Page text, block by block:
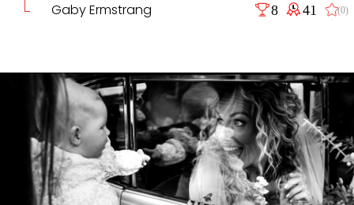
Gaby Ermstrang 8 41 (0)